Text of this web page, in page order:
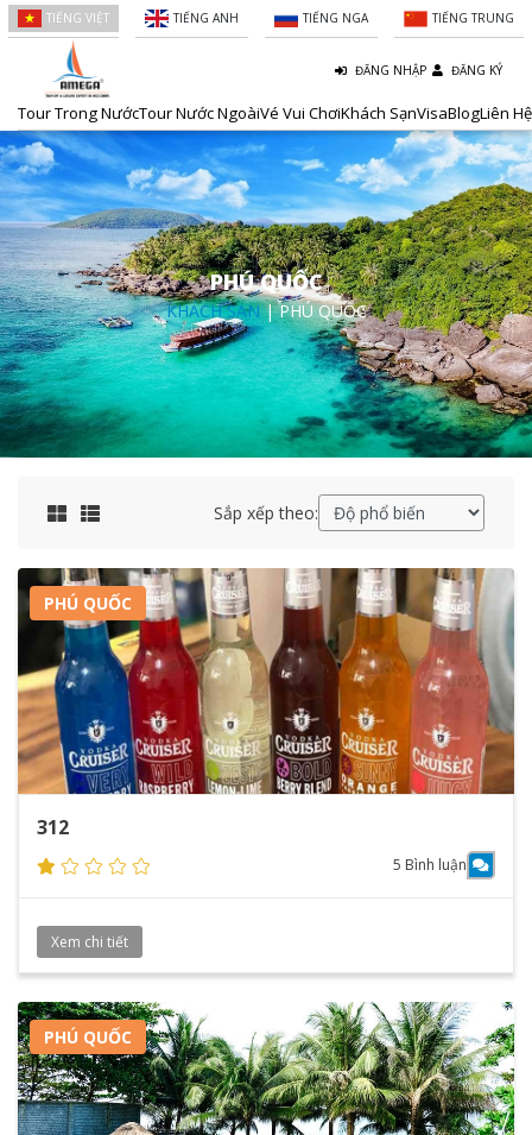
TIẾNG VIỆT TIẾNG ANH TIẾNG NGA TIẾNG TRUNG
ĐĂNG NHẬP ĐĂNG KÝ
Tour Trong NướcTour Nước NgoàiVé Vui ChơiKhách SạnVisaBlogLiên Hệ
PHÚ QUỐC
KHÁCH SẠN| PHÚ QUỐC
Sắp xếp theo:
PHÚ QUỐC
312
5 Bình luận
Xem chi tiết
PHÚ QUỐC